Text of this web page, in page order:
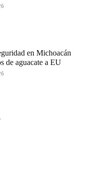
en Michoacán
de aguacate a EU